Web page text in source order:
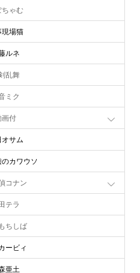
ちゃむ
現場猫
ルネ
乱舞
ミク
画付
サム
カワウソ
コナン
テラ
ちしば
ービィ
亜土